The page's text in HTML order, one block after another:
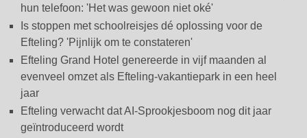
hun telefoon: 'Het was gewoon niet oké'
Is stoppen met schoolreisjes dé oplossing voor de
Efteling? 'Pijnlijk om te constateren'
Efteling Grand Hotel genereerde in vijf maanden al
evenveel omzet als Efteling-vakantiepark in een heel
jaar
Efteling verwacht dat AI-Sprookjesboom nog dit jaar
geïntroduceerd wordt